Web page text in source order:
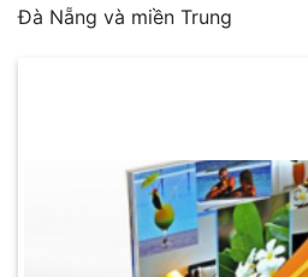
Đà Nẵng và miền Trung